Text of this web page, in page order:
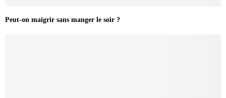
Peut-on maigrir sans manger le soir ?